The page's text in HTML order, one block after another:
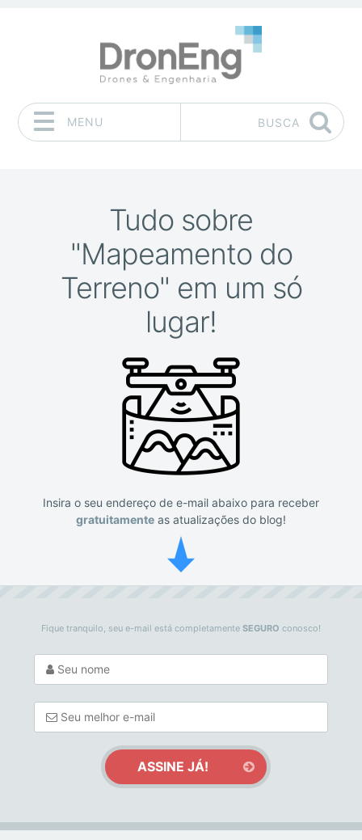
MENU BUSCA
Tudo sobre
"Mapeamento do
Terreno" em um só
lugar!
Insira o seu endereço de e-mail abaixo para receber
gratuitamente as atualizações do blog!
Fique tranquilo, seu e-mail está completamente SEGURO conosco!